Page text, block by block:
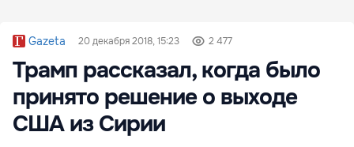
Gazeta 20 декабря 2018, 15:23 2 477
Трамп рассказал, когда было
принято решение о выходе
США из Сирии